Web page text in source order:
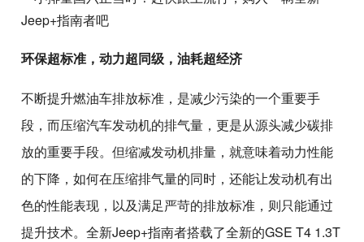
环保超标准，动力超同级，油耗超经济
不断提升燃油车排放标准，是减少污染的一个重要手
段，而压缩汽车发动机的排气量，更是从源头减少碳排
放的重要手段。但缩减发动机排量，就意味着动力性能
的下降，如何在压缩排气量的同时，还能让发动机有出
色的性能表现，以及满足严苛的排放标准，则只能通过
提升技术。全新Jeep+指南者搭载了全新的GSE T4 1.3T